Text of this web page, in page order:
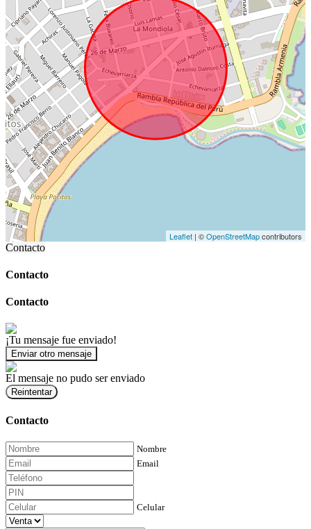
Leaflet | ©OpenStreetMapcontributors
Contacto
Contacto
Contacto
¡Tu mensaje fue enviado!
Enviar otro mensaje
El mensaje no pudo ser enviado
Reintentar
Contacto
Nombre
Email
Celular